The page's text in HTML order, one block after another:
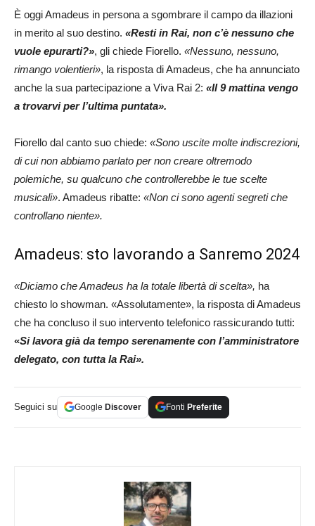
È oggi Amadeus in persona a sgombrare il campo da illazioni
in merito al suo destino. «Resti in Rai, non c’è nessuno che
vuole epurarti?», gli chiede Fiorello. «Nessuno, nessuno,
rimango volentieri», la risposta di Amadeus, che ha annunciato
anche la sua partecipazione a Viva Rai 2: «Il 9 mattina vengo
a trovarvi per l’ultima puntata».
Fiorello dal canto suo chiede: «Sono uscite molte indiscrezioni,
di cui non abbiamo parlato per non creare oltremodo
polemiche, su qualcuno che controllerebbe le tue scelte
musicali». Amadeus ribatte: «Non ci sono agenti segreti che
controllano niente».
Amadeus: sto lavorando a Sanremo 2024
«Diciamo che Amadeus ha la totale libertà di scelta», ha
chiesto lo showman. «Assolutamente», la risposta di Amadeus
che ha concluso il suo intervento telefonico rassicurando tutti:
«Si lavora già da tempo serenamente con l’amministratore
delegato, con tutta la Rai».
Seguici su Google Discover Fonti Preferite